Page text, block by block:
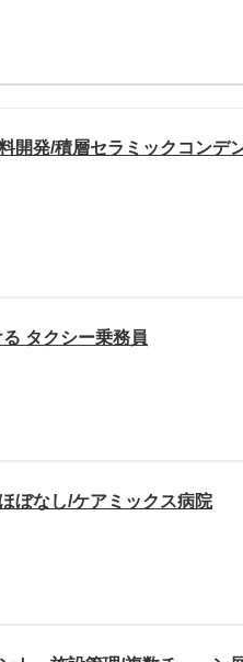
開発/積層セラミックコンデ
タクシー乗務員
ぼなし/ケアミックス病院